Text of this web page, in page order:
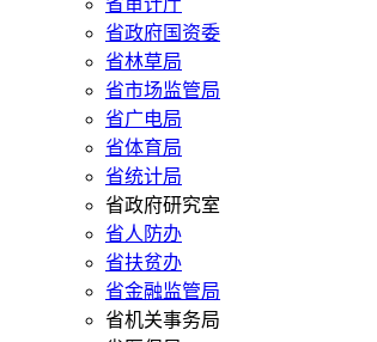
省政府国资委
省林草局
省市场监管局
省广电局
省体育局
省统计局
省政府研究室
省人防办
省扶贫办
省金融监管局
省机关事务局